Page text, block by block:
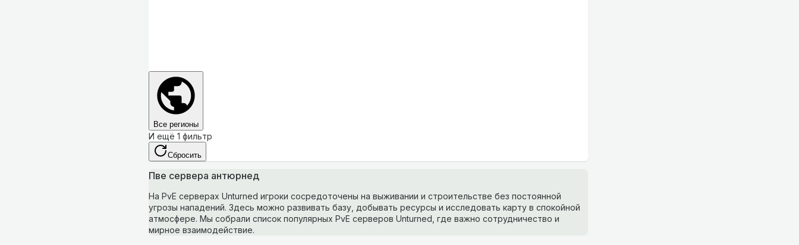
Все регионы
И ещё 1 фильтр
Сбросить
Пве сервера антюрнед
На PvE серверах Unturned игроки сосредоточены на выживании и строительстве без постоянной
угрозы нападений. Здесь можно развивать базу, добывать ресурсы и исследовать карту в спокойной
атмосфере. Мы собрали список популярных PvE серверов Unturned, где важно сотрудничество и
мирное взаимодействие.